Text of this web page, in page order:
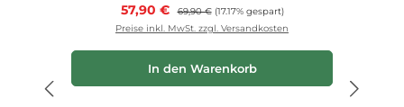
Verkaufspreis:
57,90 € Regulärer Preis:
69,90 € (17.17% gespart)
Preise inkl. MwSt. zzgl. Versandkosten
In den Warenkorb